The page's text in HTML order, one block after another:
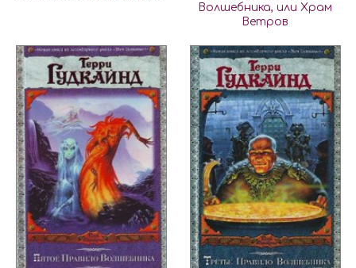
Волшебника, или Храм
Ветров